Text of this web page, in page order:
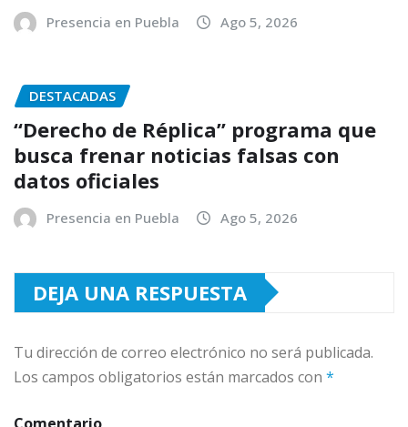
Presencia en Puebla Ago 5, 2026
DESTACADAS
“Derecho de Réplica” programa que
busca frenar noticias falsas con
datos oficiales
Presencia en Puebla Ago 5, 2026
DEJA UNA RESPUESTA
Tu dirección de correo electrónico no será publicada.
Los campos obligatorios están marcados con *